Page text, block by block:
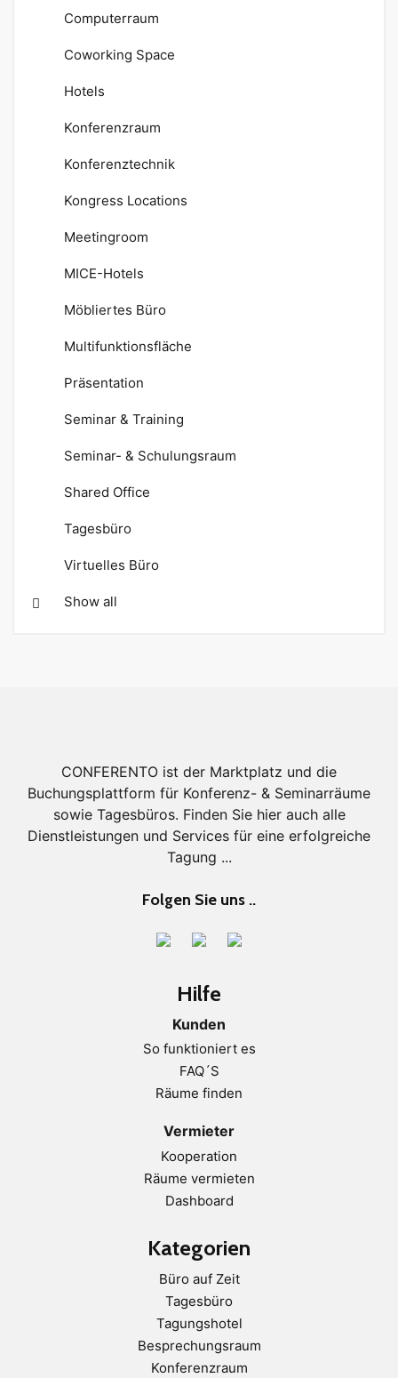
Computerraum
Coworking Space
Hotels
Konferenzraum
Konferenztechnik
Kongress Locations
Meetingroom
MICE-Hotels
Möbliertes Büro
Multifunktionsfläche
Präsentation
Seminar & Training
Seminar- & Schulungsraum
Shared Office
Tagesbüro
Virtuelles Büro
Show all
CONFERENTO ist der Marktplatz und die
Buchungsplattform für Konferenz- & Seminarräume
sowie Tagesbüros. Finden Sie hier auch alle
Dienstleistungen und Services für eine erfolgreiche
Tagung ...
Folgen Sie uns ..
Hilfe
Kunden
So funktioniert es
FAQ´S
Räume finden
Vermieter
Kooperation
Räume vermieten
Dashboard
Kategorien
Büro auf Zeit
Tagesbüro
Tagungshotel
Besprechungsraum
Konferenzraum